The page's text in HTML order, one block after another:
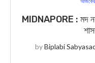
MIDNAPORE : মদ নয়,
byBiplabi